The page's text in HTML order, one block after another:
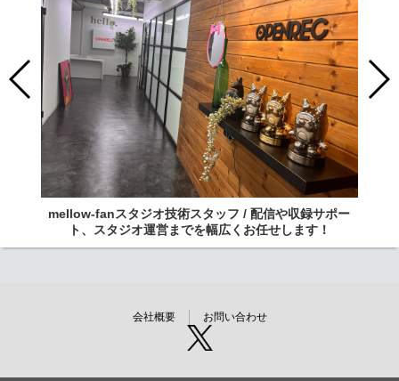
mellow-fanスタジオ技術スタッフ / 配信や収録サポー
ト、スタジオ運営までを幅広くお任せします！
会社概要 お問い合わせ